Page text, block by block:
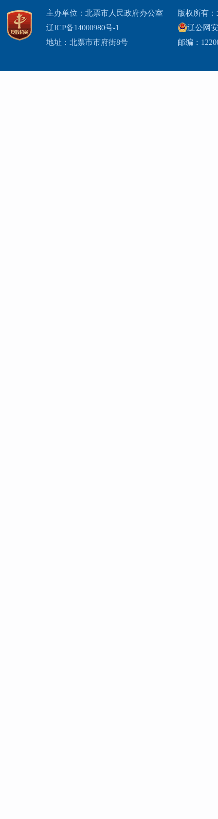
主办单位：北票市人民政府办公室
辽ICP备14000980号-1
地址：北票市市府街8号
版权所有
辽公网
邮编：